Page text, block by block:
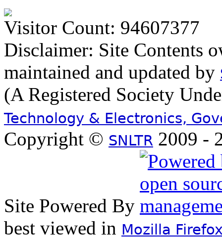
Visitor Count: 94607377
Disclaimer: Site Contents
maintained and updated by
(A Registered Society
Technology & Electronics,
Copyright © SNLTR 2009 -
Site Powered By
best viewed in Mozilla